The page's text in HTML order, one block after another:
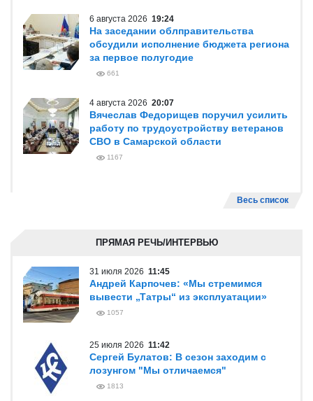
6 августа 2026 19:24
На заседании облправительства
обсудили исполнение бюджета региона
за первое полугодие
661
4 августа 2026 20:07
Вячеслав Федорищев поручил усилить
работу по трудоустройству ветеранов
СВО в Самарской области
1167
Весь список
ПРЯМАЯ РЕЧЬ/ИНТЕРВЬЮ
31 июля 2026 11:45
Андрей Карпочев: «Мы стремимся
вывести „Татры“ из эксплуатации»
1057
25 июля 2026 11:42
Сергей Булатов: В сезон заходим с
лозунгом "Мы отличаемся"
1813